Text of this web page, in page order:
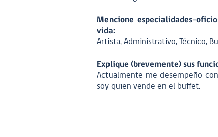
Mencione especialidades-
vida:
Artista, Administrativo, Técnico,
Explique (brevemente) sus
Actualmente me desempeño
soy quien vende en el buffet.
.